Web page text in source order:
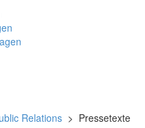
Relations > Pressetexte